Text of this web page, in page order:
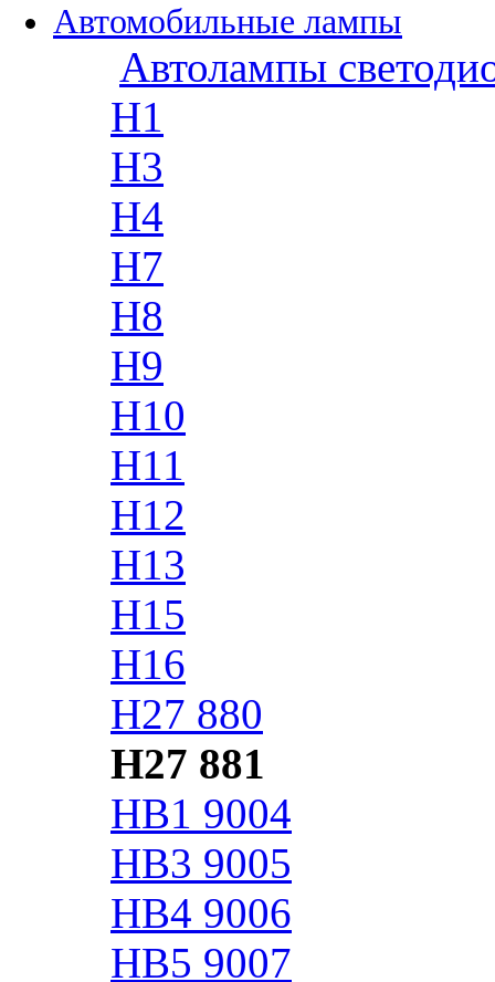
Автомобильные лампы
Автолампы
H1
H3
H4
H7
H8
H9
H10
H11
H12
H13
H15
H16
H27 880
H27 881
HB1 9004
HB3 9005
HB4 9006
HB5 9007